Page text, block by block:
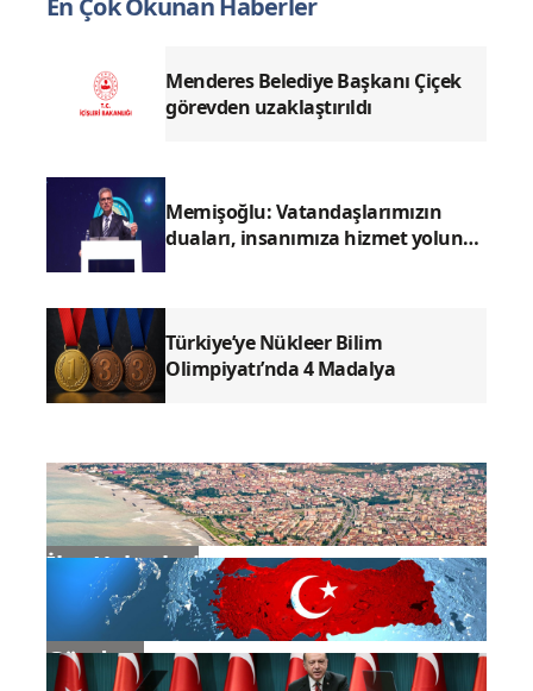
Menderes Belediye Başkanı Çiçek
görevden uzaklaştırıldı
Memişoğlu: Vatandaşlarımızın
duaları, insanımıza hizmet yolunda
Türkiye’ye Nükleer Bilim
Olimpiyatı’nda 4 Madalya
İlçe Haberleri
Gündem